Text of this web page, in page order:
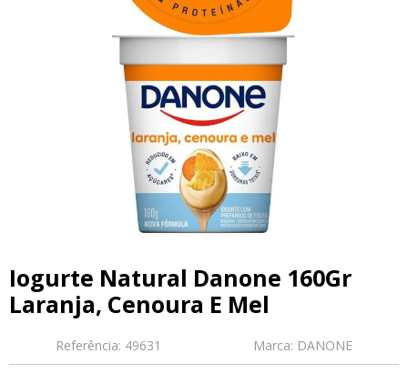
Iogurte Natural Danone 160Gr
Laranja, Cenoura E Mel
Referência: 49631 Marca: DANONE